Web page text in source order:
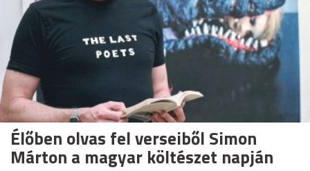
Élőben olvas fel verseiből Simon
Márton a magyar költészet napján